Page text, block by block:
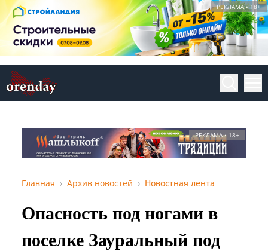
РЕКЛАМА • 18+
РЕКЛАМА • 18+
Главная Архив новостей Новостная лента
Опасность под ногами в
поселке Зауральный под